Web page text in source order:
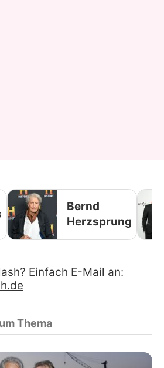
Bernd
Herzsprung
Einfach E-Mail an:
Thema